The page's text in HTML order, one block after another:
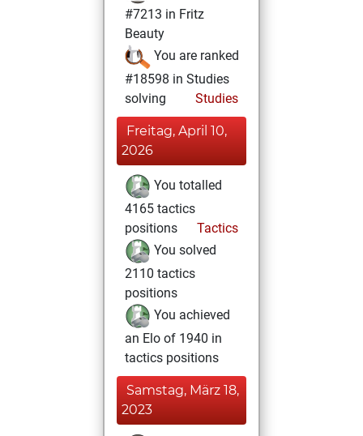
#7213 in Fritz
Beauty
You are ranked
#18598 in Studies
solving
Studies
Freitag, April 10,
2026
You totalled
4165 tactics
positions
Tactics
You solved
2110 tactics
positions
You achieved
an Elo of 1940 in
tactics positions
Samstag, März 18,
2023